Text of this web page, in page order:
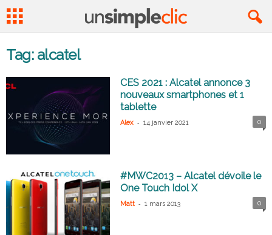
Tag: alcatel
CES 2021 : Alcatel annonce 3
nouveaux smartphones et 1
tablette
Alex - 14 janvier 2021 0
#MWC2013 – Alcatel dévoile le
One Touch Idol X
Matt - 1 mars 2013 0